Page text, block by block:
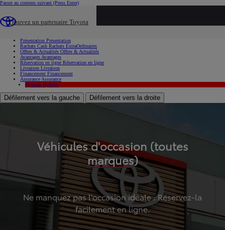
Passer au contenu suivant (Press Enter)
Trouvez un partenaire Toyota
Présentation Présentation
Rachats Cash Rachats ExtraOrdinaires
Offres & Actualités Offres & Actualités
Avantages Avantages
Réservation en ligne Réservation en ligne
Livraison Livraison
Financement Financement
Assurance Assurance
Hybride Hybride
Défilement vers la gauche Défilement vers la droite
Véhicules d'occasion (toutes
marques)
Ne manquez pas l'occasion idéale : Réservez-la
facilement en ligne.